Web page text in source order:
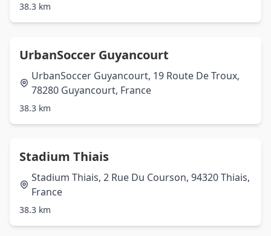
38.3 km
UrbanSoccer Guyancourt
UrbanSoccer Guyancourt, 19 Route De Troux,
78280 Guyancourt, France
38.3 km
Stadium Thiais
Stadium Thiais, 2 Rue Du Courson, 94320 Thiais,
France
38.3 km